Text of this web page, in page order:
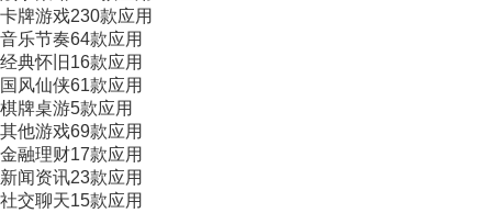
卡牌游戏230款应用
音乐节奏64款应用
经典怀旧 16款应用
国风仙侠61款应用
棋牌桌游5款应用
其他游戏69款应用
金融理财17款应用
新闻资讯23款应用
社交聊天15款应用